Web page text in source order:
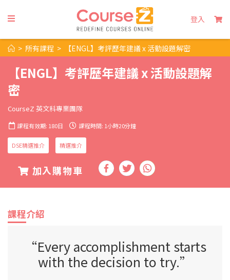
登入
> 所有課程 > 【ENGL】考評歷年建議 x 活動設題解密
【ENGL】考評歷年建議 x 活動設題解
密
CourseZ 英文科專業團隊
課程有效期: 180日 課程時間: 1小時20分鐘
DSE精選推介 精選推介
加入購物車
課程介紹
“Every accomplishment starts
with the decision to try.”